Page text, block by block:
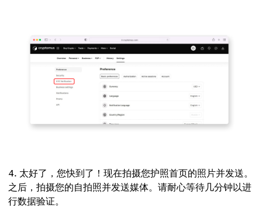
太好了，您快到了！现在拍摄您护照首页的照片并发送。
之后，拍摄您的自拍照并发送媒体。请耐心等待几分钟以进
行数据验证。